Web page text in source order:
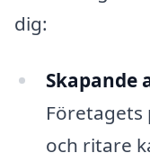
dig:
Skapande
och ritare